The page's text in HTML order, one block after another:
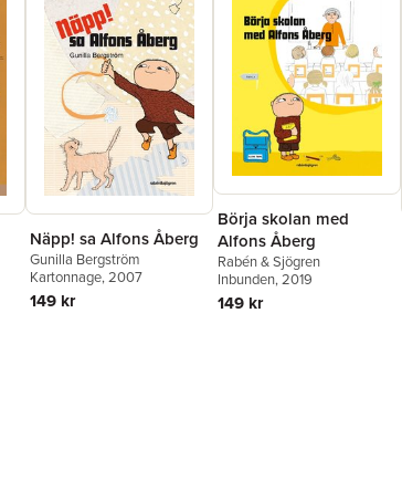
Näpp! sa Alfons Åberg
Gunilla Bergström
Kartonnage, 2007
149 kr
Börja skolan med
Alfons Åberg
Rabén & Sjögren
Inbunden, 2019
149 kr